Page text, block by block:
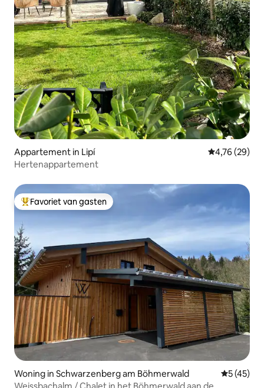
Appartement in Lipí Gemiddelde
4,76 (29)
Hertenappartement
Topfavoriet van gasten
Favoriet van gasten
Woning in Schwarzenberg am Böhmerwald
5 (45)
Weissbachalm / Chalet in het Böhmerwald aan de